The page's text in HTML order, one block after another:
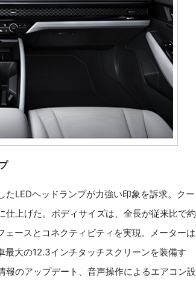
LEDヘッドランプが力強い印象を訴求。クー
上げた。ボディサイズは、全長が従来比で約
ースとコネクティビティを実現。メーターは
大の12.3インチタッチスクリーンを装備す
のアップデート、音声操作によるエアコン設